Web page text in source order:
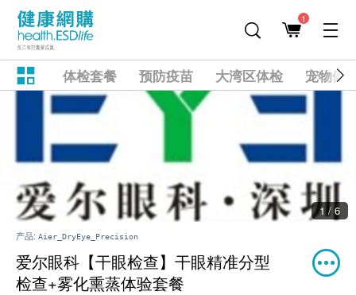
1
体检套餐 预防疫苗 大湾区体检 宠物健
1 / 6
产品: Aier_DryEye_Precision
爱尔眼科【干眼检查】干眼精准分型
检查+雾化熏蒸体验套餐